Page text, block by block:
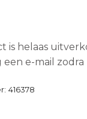
is helaas
e-mail zodra
416378